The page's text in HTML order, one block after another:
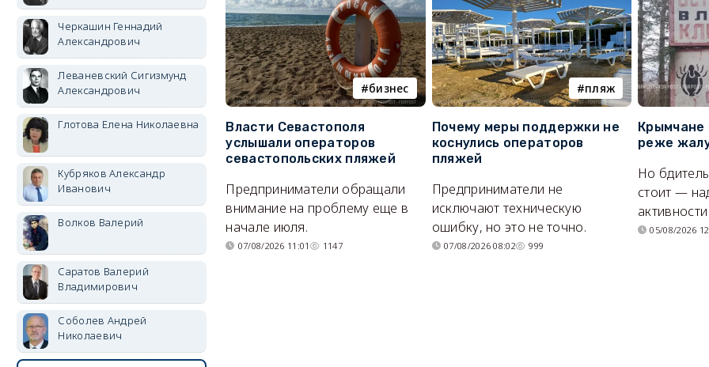
бизнес
Власти Севастополя
услышали операторов
севастопольских пляжей
Предприниматели обращали
внимание на проблему еще в
начале июля.
07/08/2026 11:01 1147
пляж
Почему меры поддержки не
коснулись операторов
пляжей
Предприниматели не
исключают техническую
ошибку, но это не точно.
07/08/2026 08:02 999
Крымчане
реже
Но
стоит —
05/08/2026
Черкашин Геннадий
Александрович
Леваневский Сигизмунд
Александрович
Глотова Елена Николаевна
Кубряков Александр
Иванович
Волков Валерий
Саратов Валерий
Владимирович
Соболев Андрей
Николаевич